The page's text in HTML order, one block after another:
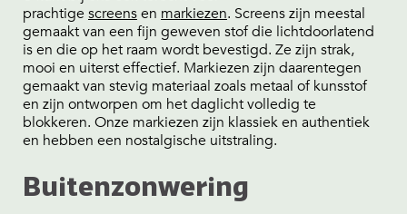
prachtige screensen markiezen. Screens zijn meestal
gemaakt van een fijn geweven stof die lichtdoorlatend
is en die op het raam wordt bevestigd. Ze zijn strak,
mooi en uiterst effectief. Markiezen zijn daarentegen
gemaakt van stevig materiaal zoals metaal of kunsstof
en zijn ontworpen om het daglicht volledig te
blokkeren. Onze markiezen zijn klassiek en authentiek
en hebben een nostalgische uitstraling.
Buitenzonwering